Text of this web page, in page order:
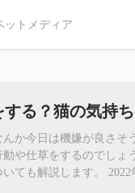
ットメディア
る？猫の気持
か今日は機嫌が良さそ
や仕草をするのでしょ
ても解説します。 2022